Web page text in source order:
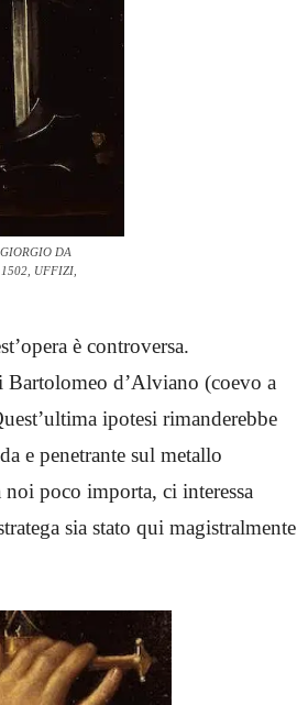
DA
UFFIZI,
è controversa.
Bartolomeo d’Alviano (coevo a
ipotesi rimanderebbe
e penetrante sul metallo
poco importa, ci interessa
sia stato qui magistralmente